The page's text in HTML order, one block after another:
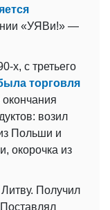
«УЯВи!» —
х, с третьего
торговля
возил
Польши и
окорочка из
Получил